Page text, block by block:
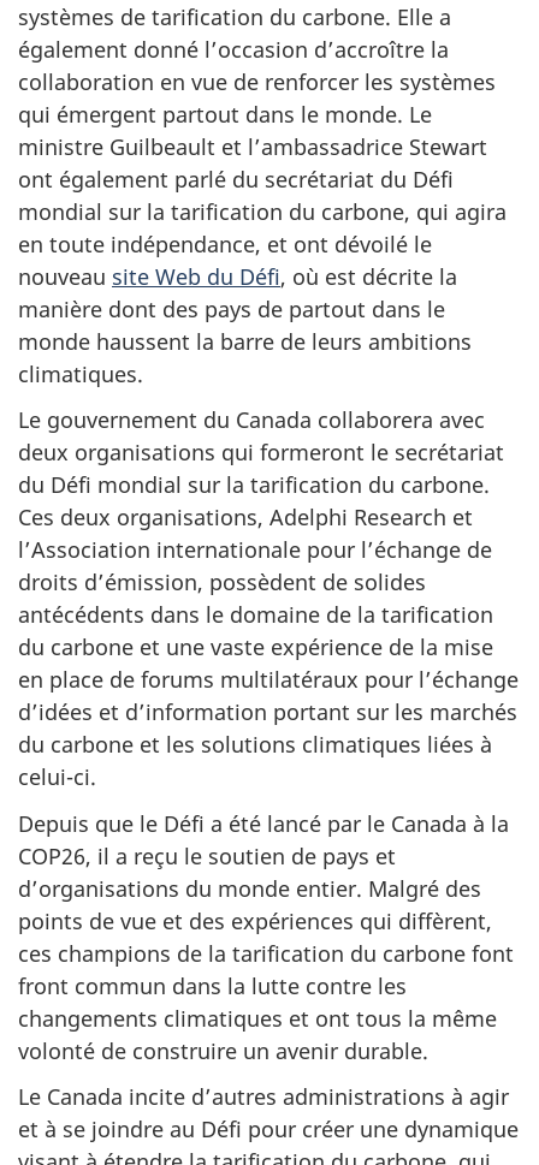
systèmes de tarification du carbone. Elle a
également donné l’occasion d’accroître la
collaboration en vue de renforcer les systèmes
qui émergent partout dans le monde. Le
ministre Guilbeault et l’ambassadrice Stewart
ont également parlé du secrétariat du Défi
mondial sur la tarification du carbone, qui agira
en toute indépendance, et ont dévoilé le
nouveau site Web du Défi, où est décrite la
manière dont des pays de partout dans le
monde haussent la barre de leurs ambitions
climatiques.
Le gouvernement du Canada collaborera avec
deux organisations qui formeront le secrétariat
du Défi mondial sur la tarification du carbone.
Ces deux organisations, Adelphi Research et
l’Association internationale pour l’échange de
droits d’émission, possèdent de solides
antécédents dans le domaine de la tarification
du carbone et une vaste expérience de la mise
en place de forums multilatéraux pour l’échange
d’idées et d’information portant sur les marchés
du carbone et les solutions climatiques liées à
celui-ci.
Depuis que le Défi a été lancé par le Canada à la
COP26, il a reçu le soutien de pays et
d’organisations du monde entier. Malgré des
points de vue et des expériences qui diffèrent,
ces champions de la tarification du carbone font
front commun dans la lutte contre les
changements climatiques et ont tous la même
volonté de construire un avenir durable.
Le Canada incite d’autres administrations à agir
et à se joindre au Défi pour créer une dynamique